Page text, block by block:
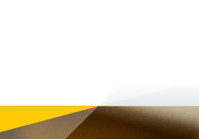
поінформувати та